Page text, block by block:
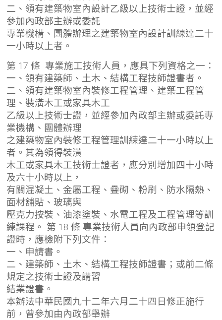
二、領有建築物室內設計乙級以上技術士證，並經
參加內政部主辦或委託
專業機構、團體辦理之建築物室內設計訓練達二十
一小時以上者。
第 17 條 專業施工技術人員，應具下列資格之一：
一、領有建築師、土木、結構工程技師證書者。
二、領有建築物室內裝修工程管理、建築工程管
理、裝潢木工或家具木工
乙級以上技術士證，並經參加內政部主辦或委託專
業機構、團體辦理
之建築物室內裝修工程管理訓練達二十一小時以上
者。其為領得裝潢
木工或家具木工技術士證者，應分別增加四十小時
及六十小時以上，
有關混凝土、金屬工程、疊砌、粉刷、防水隔熱、
面材舖貼、玻璃與
壓克力按裝、油漆塗裝、水電工程及工程管理等訓
練課程。 第 18 條 專業技術人員向內政部申領登記
證時，應檢附下列文件：
一、申請書。
二、建築師、土木、結構工程技師證書；或前二條
規定之技術士證及講習
結業證書。
本辦法中華民國九十二年六月二十四日修正施行
前，曾參加由內政部舉辦